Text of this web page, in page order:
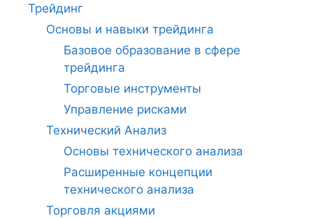
Трейдинг
Основы и навыки трейдинга
Базовое образование в сфере
трейдинга
Торговые инструменты
Управление рисками
Технический Анализ
Основы технического анализа
Расширенные концепции
технического анализа
Торговля акциями